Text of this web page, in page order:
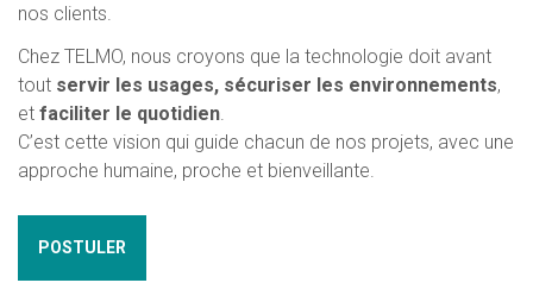
nos clients.
Chez TELMO, nous croyons que la technologie doit avant
tout servir les usages, sécuriser les environnements,
et faciliter le quotidien
C’est cette vision qui guide chacun de nos projets, avec une
approche humaine, proche et bienveillante.
POSTULER